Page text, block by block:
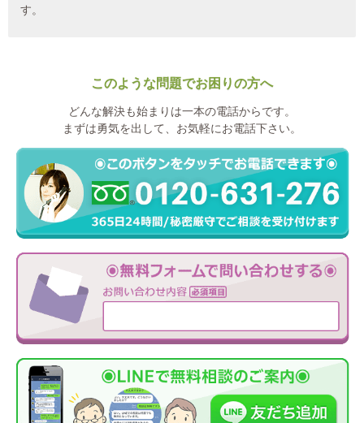
す。
このような問題でお困りの方へ
どんな解決も始まりは一本の電話からです。
まずは勇気を出して、お気軽にお電話下さい。